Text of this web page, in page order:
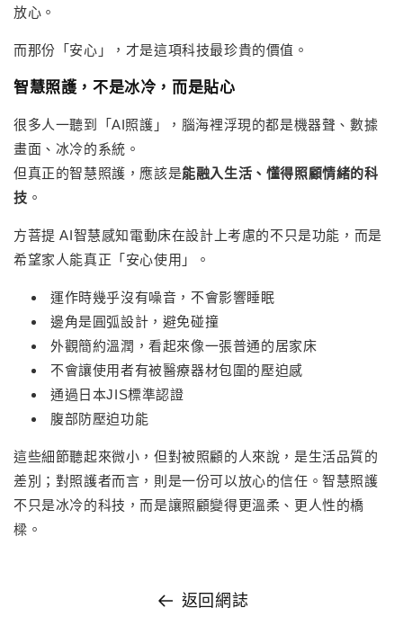
放心。
而那份「安心」，才是這項科技最珍貴的價值。
智慧照護，不是冰冷，而是貼心
很多人一聽到「AI照護」，腦海裡浮現的都是機器聲、數據
畫面、冰冷的系統。
但真正的智慧照護，應該是能融入生活、懂得照顧情緒的科
技 。
方菩提 AI智慧感知電動床在設計上考慮的不只是功能，而是
希望家人能真正「安心使用」。
運作時幾乎沒有噪音，不會影響睡眠
邊角是圓弧設計，避免碰撞
外觀簡約溫潤，看起來像一張普通的居家床
不會讓使用者有被醫療器材包圍的壓迫感
通過日本JIS標準認證
腹部防壓迫功能
這些細節聽起來微小，但對被照顧的人來說，是生活品質的
差別；對照護者而言，則是一份可以放心的信任。智慧照護
不只是冰冷的科技，而是讓照顧變得更溫柔、更人性的橋
樑。
返回網誌